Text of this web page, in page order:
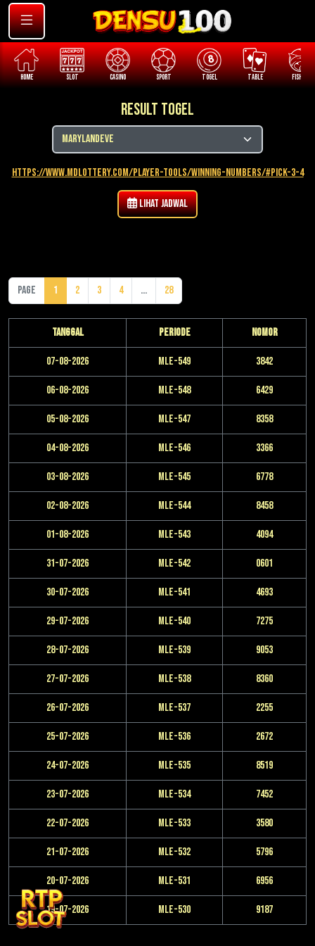
HOME SLOT CASINO SPORT TOGEL TABLE FISHING
Result Togel
https://www.mdlottery.com/player-tools/winning-numbers/#pick-3-4
Lihat Jadwal
Page 1 2 3 4 ... 28
Tanggal Periode Nomor
07-08-2026 MLE-549 3842
06-08-2026 MLE-548 6429
05-08-2026 MLE-547 8358
04-08-2026 MLE-546 3366
03-08-2026 MLE-545 6778
02-08-2026 MLE-544 8458
01-08-2026 MLE-543 4094
31-07-2026 MLE-542 0601
30-07-2026 MLE-541 4693
29-07-2026 MLE-540 7275
28-07-2026 MLE-539 9053
27-07-2026 MLE-538 8360
26-07-2026 MLE-537 2255
25-07-2026 MLE-536 2672
24-07-2026 MLE-535 8519
23-07-2026 MLE-534 7452
22-07-2026 MLE-533 3580
21-07-2026 MLE-532 5796
20-07-2026 MLE-531 6956
19-07-2026 MLE-530 9187